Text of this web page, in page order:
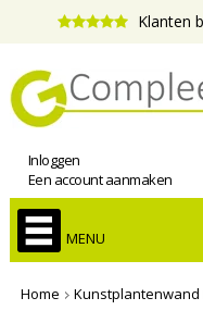
Klanten
Inloggen
Een account aanmaken
MENU
Home Kunstplantenwand